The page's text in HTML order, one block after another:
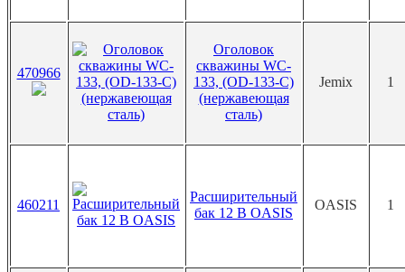
470966
Оголовок
скважины WC-
133, (OD-133-C)
(нержавеющая
сталь)
Jemix 1
460211
Расширительный
бак 12 В OASIS
OASIS 1